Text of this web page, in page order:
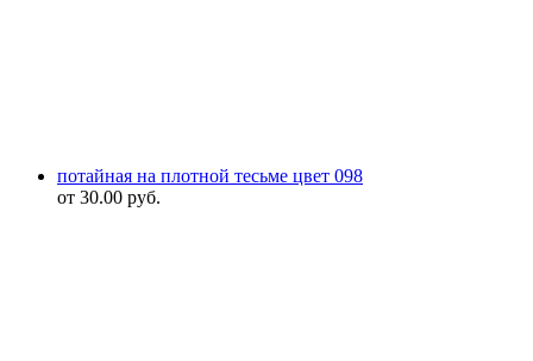
потайная на плотной тесьме цвет 098
от 30.00 руб.